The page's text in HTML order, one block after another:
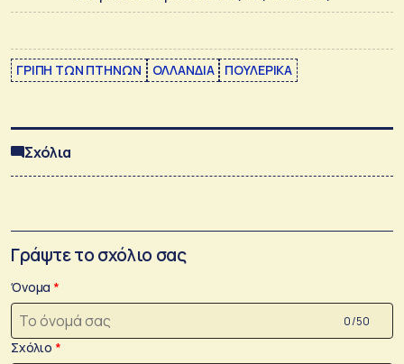
ΓΡΙΠΗ ΤΩΝ ΠΤΗΝΩΝ ΟΛΛΑΝΔΙΑ ΠΟΥΛΕΡΙΚΑ
Σχόλια
Γράψτε το σχόλιο σας
Όνομα
0 /50
Σχόλιο